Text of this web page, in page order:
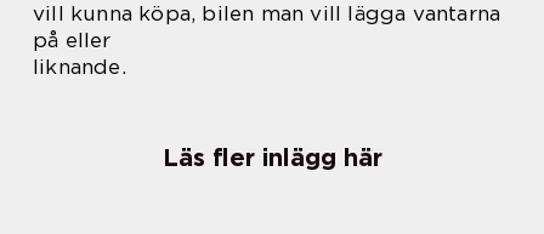
vill kunna köpa, bilen man vill lägga vantarna
på eller
liknande.
Läs fler inlägg här